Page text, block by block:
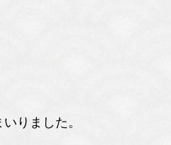
りました。